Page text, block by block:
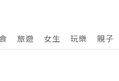
旅遊 女生 玩樂 親子